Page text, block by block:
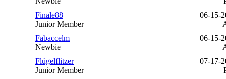
Finale88
Junior Member
06-15-
Fabaccelm
Newbie
06-15-
Flügelflitzer
Junior Member
07-17-